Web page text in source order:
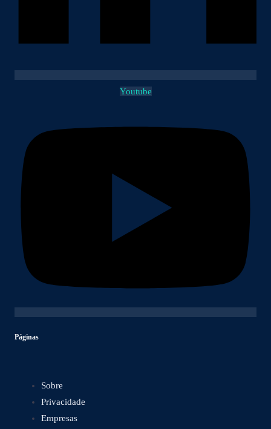
Youtube
Páginas
Sobre
Privacidade
Empresas